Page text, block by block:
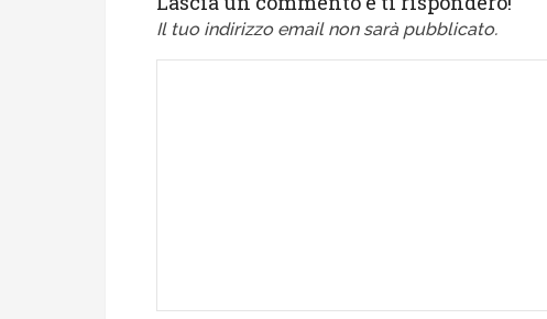
Il tuo indirizzo email non sarà pubblicato.